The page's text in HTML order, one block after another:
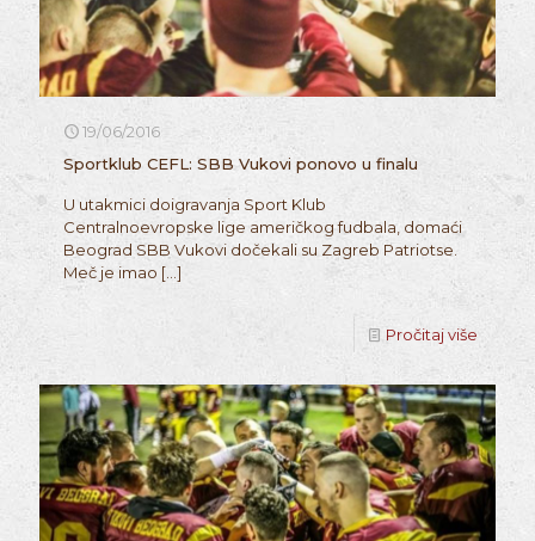
19/06/2016
Sportklub CEFL: SBB Vukovi ponovo u finalu
U utakmici doigravanja Sport Klub
Centralnoevropske lige američkog fudbala, domaći
Beograd SBB Vukovi dočekali su Zagreb Patriotse.
Meč je imao […]
Pročitaj više